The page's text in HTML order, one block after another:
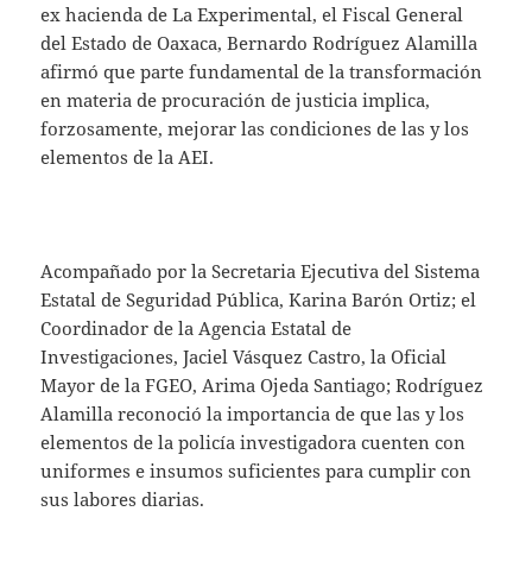
ex hacienda de La Experimental, el Fiscal General
del Estado de Oaxaca, Bernardo Rodríguez Alamilla
afirmó que parte fundamental de la transformación
en materia de procuración de justicia implica,
forzosamente, mejorar las condiciones de las y los
elementos de la AEI.
Acompañado por la Secretaria Ejecutiva del Sistema
Estatal de Seguridad Pública, Karina Barón Ortiz; el
Coordinador de la Agencia Estatal de
Investigaciones, Jaciel Vásquez Castro, la Oficial
Mayor de la FGEO, Arima Ojeda Santiago; Rodríguez
Alamilla reconoció la importancia de que las y los
elementos de la policía investigadora cuenten con
uniformes e insumos suficientes para cumplir con
sus labores diarias.